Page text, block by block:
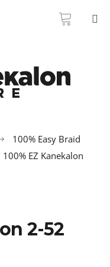
KOŠÍK
100% Easy Braid
100% EZ Kanekalon
2-52